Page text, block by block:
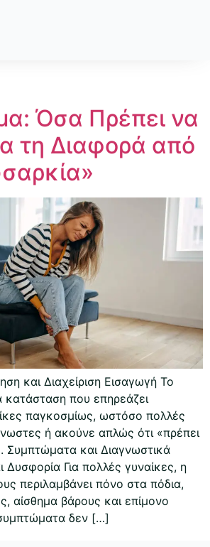
Όσα Πρέπει να
τη Διαφορά από
και Διαχείριση Εισαγωγή Το
κατάσταση που επηρεάζει
παγκοσμίως, ωστόσο πολλές
ή ακούνε απλώς ότι «πρέπει
Συμπτώματα και Διαγνωστικά
Δυσφορία Για πολλές γυναίκες, η
περιλαμβάνει πόνο στα πόδια,
αίσθημα βάρους και επίμονο
δεν […]